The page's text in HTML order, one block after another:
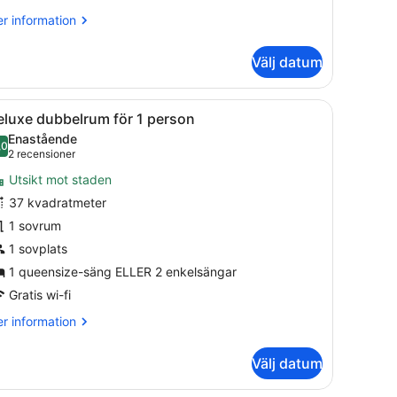
information
Välj datum
vas med blommor och en mönstrad matta.
ett skrivbord och en stol, ett stort fönster med gardiner och en
1 sovrum, sängtillbehör av högsta
3 dubbelrum för 1 person
av 10
Enastående
2 recensioner
(2 recensioner)
Utsikt mot staden
37 kvadratmeter
1 sovrum
1 sovplats
1 queensize-säng ELLER 2 enkelsängar
Gratis wi-fi
information
Välj datum